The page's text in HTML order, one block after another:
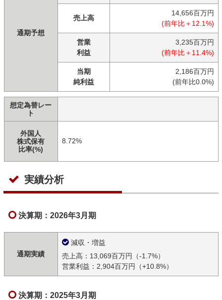
通期予想
売上高
14,656百万円
(前年比＋12.1%)
営業
利益
3,235百万円
(前年比＋11.4%)
当期
純利益
2,186百万円
(前年比0.0%)
想定為替レー
ト
外国人
株式保有
比率(%)
8.72%
実績分析
決算期：2026年3月期
通期実績
減収・増益
売上高：13,069百万円（-1.7%）
営業利益：2,904百万円（+10.8%）
決算期：2025年3月期